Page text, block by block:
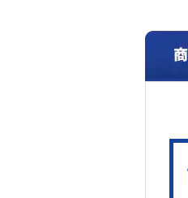
※5 食品
※6 【
ケース
※8 【
ドケー
存後の
※9 -